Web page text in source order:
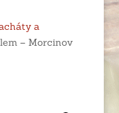
a
– Morcinov